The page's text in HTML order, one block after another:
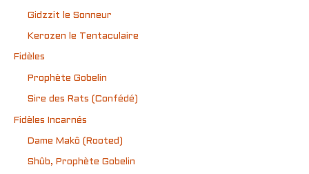
Gidzzit le Sonneur
Kerozen le Tentaculaire
Fidèles
Prophète Gobelin
Sire des Rats (Confédé)
Fidèles Incarnés
Dame Makô (Rooted)
Shûb, Prophète Gobelin